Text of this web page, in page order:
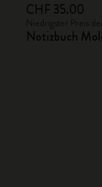
CHF 35.00
Notizbuch